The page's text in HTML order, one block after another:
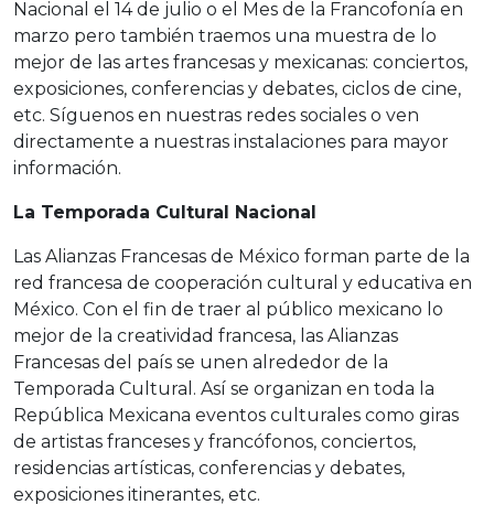
Nacional el 14 de julio o el Mes de la Francofonía en
marzo pero también traemos una muestra de lo
mejor de las artes francesas y mexicanas: conciertos,
exposiciones, conferencias y debates, ciclos de cine,
etc. Síguenos en nuestras redes sociales o ven
directamente a nuestras instalaciones para mayor
información.
La Temporada Cultural Nacional
Las Alianzas Francesas de México forman parte de la
red francesa de cooperación cultural y educativa en
México. Con el fin de traer al público mexicano lo
mejor de la creatividad francesa, las Alianzas
Francesas del país se unen alrededor de la
Temporada Cultural. Así se organizan en toda la
República Mexicana eventos culturales como giras
de artistas franceses y francófonos, conciertos,
residencias artísticas, conferencias y debates,
exposiciones itinerantes, etc.